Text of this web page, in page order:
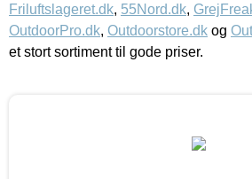
Friluftslageret.dk, 55Nord.dk,
OutdoorPro.dk, Outdoorstore.dk og
et stort sortiment til gode priser.